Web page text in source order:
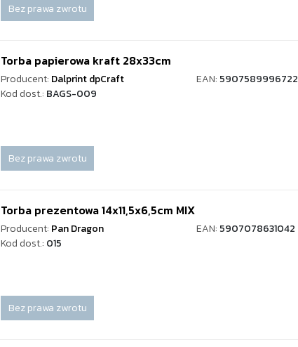
Bez prawa zwrotu
Torba papierowa kraft 28x33cm
Producent: Dalprint dpCraft EAN: 5907589996722
Kod dost.: BAGS-009
Bez prawa zwrotu
Torba prezentowa 14x11,5x6,5cm MIX
Producent: Pan Dragon EAN: 5907078631042
Kod dost.: 015
Bez prawa zwrotu